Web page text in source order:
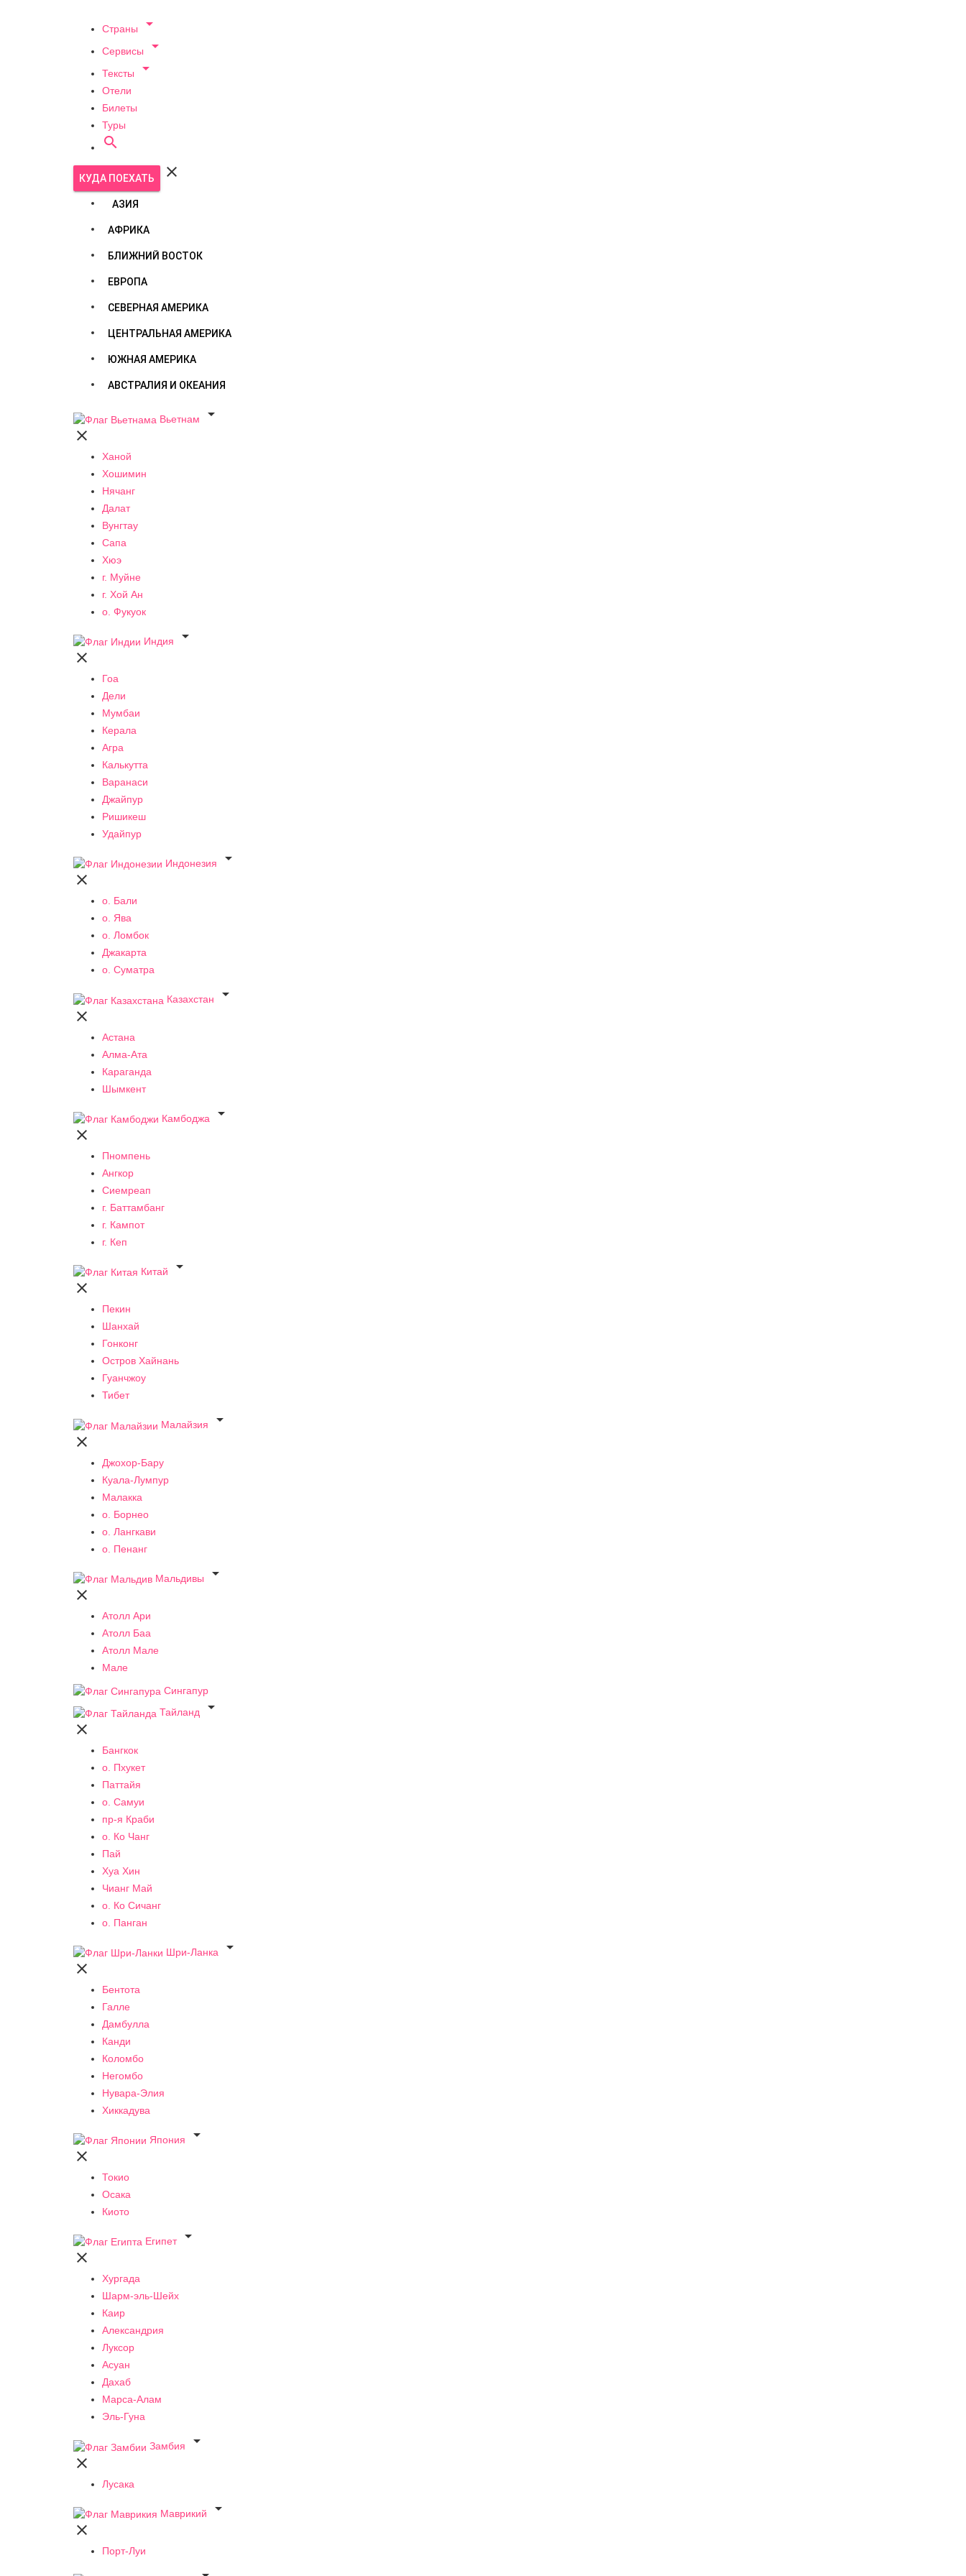
Страны 
Сервисы 
Тексты 
Отели
Билеты
Туры

КУДА ПОЕХАТЬ 
АЗИЯ
АФРИКА
БЛИЖНИЙ ВОСТОК
ЕВРОПА
СЕВЕРНАЯ АМЕРИКА
ЦЕНТРАЛЬНАЯ АМЕРИКА
ЮЖНАЯ АМЕРИКА
АВСТРАЛИЯ И ОКЕАНИЯ
Вьетнам


Ханой
Хошимин
Нячанг
Далат
Вунгтау
Сапа
Хюэ
г. Муйне
г. Хой Ан
о. Фукуок
Индия


Гоа
Дели
Мумбаи
Керала
Агра
Калькутта
Варанаси
Джайпур
Ришикеш
Удайпур
Индонезия


о. Бали
о. Ява
о. Ломбок
Джакарта
о. Суматра
Казахстан


Астана
Алма-Ата
Караганда
Шымкент
Камбоджа


Пномпень
Ангкор
Сиемреап
г. Баттамбанг
г. Кампот
г. Кеп
Китай


Пекин
Шанхай
Гонконг
Остров Хайнань
Гуанчжоу
Тибет
Малайзия


Джохор-Бару
Куала-Лумпур
Малакка
о. Борнео
о. Лангкави
о. Пенанг
Мальдивы


Атолл Ари
Атолл Баа
Атолл Мале
Мале
Сингапур
Тайланд


Бангкок
о. Пхукет
Паттайя
о. Самуи
пр-я Краби
о. Ко Чанг
Пай
Хуа Хин
Чианг Май
о. Ко Сичанг
о. Панган
Шри-Ланка


Бентота
Галле
Дамбулла
Канди
Коломбо
Негомбо
Нувара-Элия
Хиккадува
Япония


Токио
Осака
Киото
Египет


Хургада
Шарм-эль-Шейх
Каир
Александрия
Луксор
Асуан
Дахаб
Марса-Алам
Эль-Гуна
Замбия


Лусака
Маврикий


Порт-Луи